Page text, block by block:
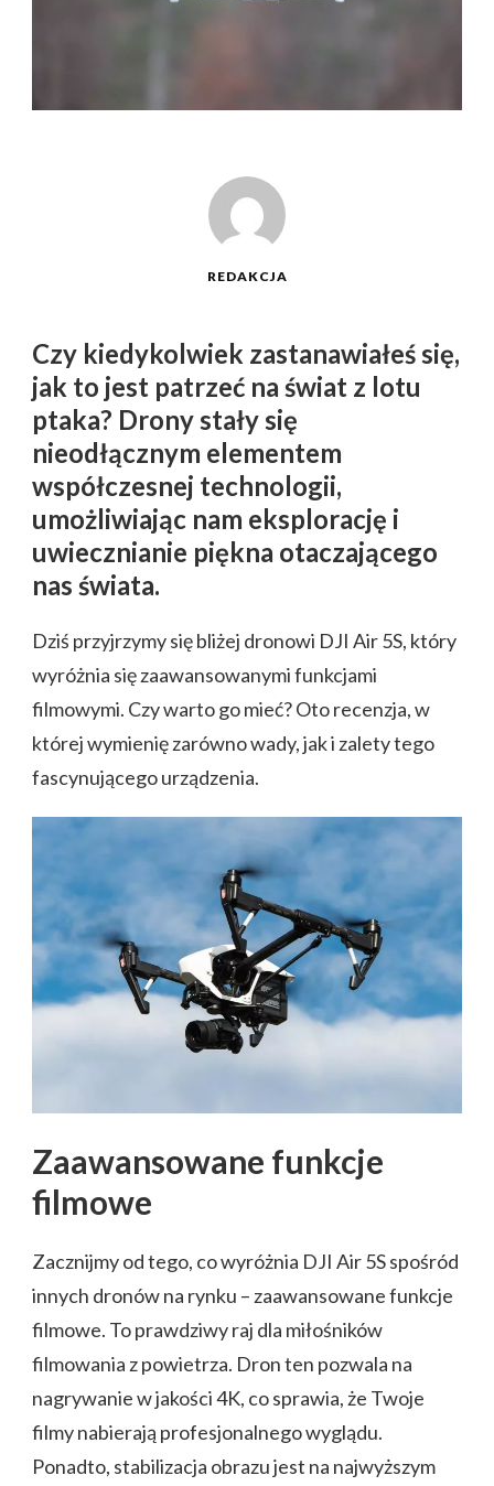
REDAKCJA
Czy kiedykolwiek zastanawiałeś się,
jak to jest patrzeć na świat z lotu
ptaka? Drony stały się
nieodłącznym elementem
współczesnej technologii,
umożliwiając nam eksplorację i
uwiecznianie piękna otaczającego
nas świata.
Dziś przyjrzymy się bliżej dronowi DJI Air 5S, który
wyróżnia się zaawansowanymi funkcjami
filmowymi. Czy warto go mieć? Oto recenzja, w
której wymienię zarówno wady, jak i zalety tego
fascynującego urządzenia.
Zaawansowane funkcje
filmowe
Zacznijmy od tego, co wyróżnia DJI Air 5S spośród
innych dronów na rynku – zaawansowane funkcje
filmowe. To prawdziwy raj dla miłośników
filmowania z powietrza. Dron ten pozwala na
nagrywanie w jakości 4K, co sprawia, że Twoje
filmy nabierają profesjonalnego wyglądu.
Ponadto, stabilizacja obrazu jest na najwyższym